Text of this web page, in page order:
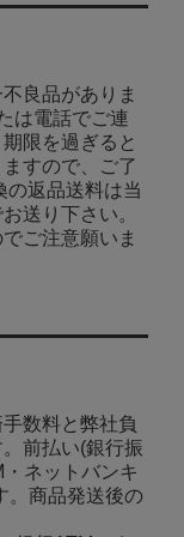
良品がありま
は電話でご連
限を過ぎると
すので、ご了
の返品送料は当
送り下さい。
ご注意願いま
数料と弊社負
前払い(銀行振
ネットバンキ
。商品発送後の